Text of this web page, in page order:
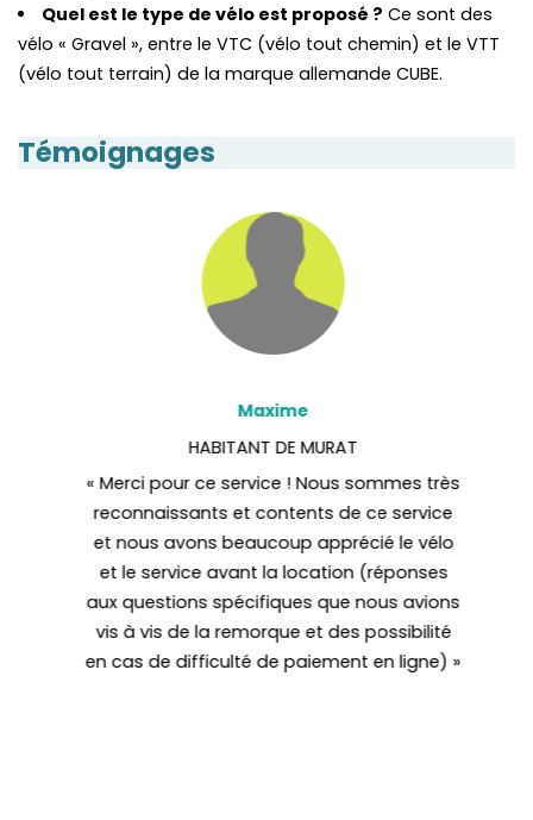
Quel est le type de vélo est proposé ? Ce sont des
vélo « Gravel », entre le VTC (vélo tout chemin) et le VTT
(vélo tout terrain) de la marque allemande CUBE.
Témoignages
Maxime
HABITANT DE MURAT
« Merci pour ce service ! Nous sommes très
reconnaissants et contents de ce service
et nous avons beaucoup apprécié le vélo
et le service avant la location (réponses
aux questions spécifiques que nous avions
vis à vis de la remorque et des possibilité
en cas de difficulté de paiement en ligne) »